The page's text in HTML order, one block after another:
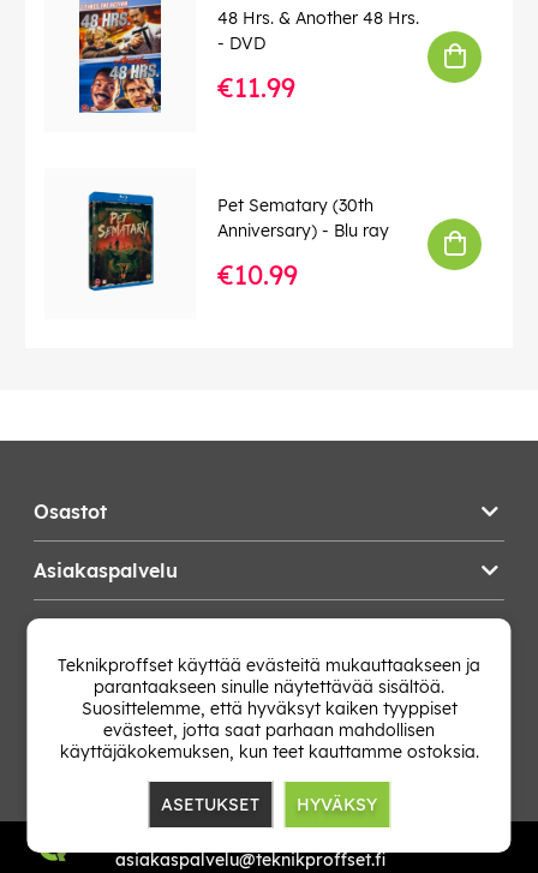
48 Hrs. & Another 48 Hrs.
- DVD
€11.99
Pet Sematary (30th
Anniversary) - Blu ray
€10.99
Osastot
Asiakaspalvelu
Vaihda Maa
asiakaspalvelu@teknikproffset.fi
Teknikproffset käyttää evästeitä mukauttaakseen ja
parantaakseen sinulle näytettävää sisältöä.
Suosittelemme, että hyväksyt kaiken tyyppiset
evästeet, jotta saat parhaan mahdollisen
käyttäjäkokemuksen, kun teet kauttamme ostoksia.
ASETUKSET HYVÄKSY